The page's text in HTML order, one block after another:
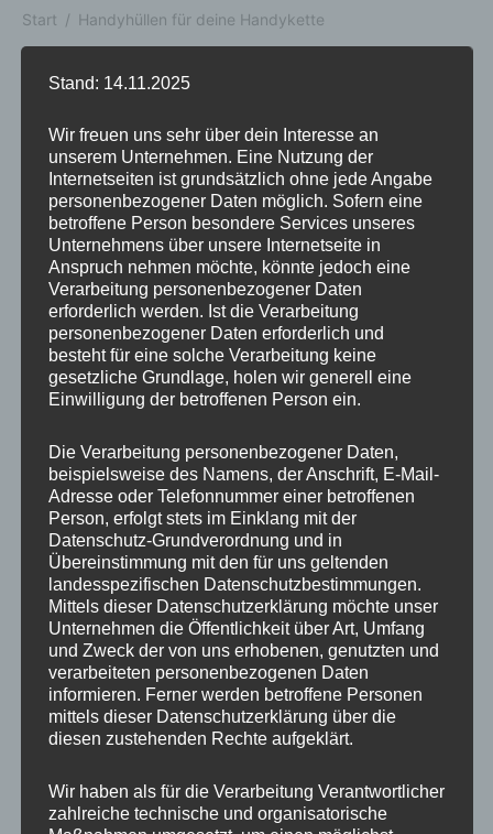
Start / Handyhüllen für deine Handykette
Dieses
Produkt
weist
mehrere
Varianten
auf.
Die
Optionen
können
auf
der
gewählt
werden
Austauschbare Ösen für
MIO.3 Handyhülle –
Ersatz-Set (ohne Case)
6,90€
NEW: iPhone 17 Serie
weist
mehrere
werden
Handyhülle MIO.3 mit
austauschbaren Ösen für
Handykette
19,90€
NEW: iPhone 17 Serie
Dieses
Produkt
weist
mehrere
Varianten
auf.
Die
Optionen
können
der
Produktseite
Premium Handyhülle
transparent mit Ösen für
Handykette
18,95€
mehrere
auf.
der
DUO Case BLACK für 2in1
Handykette
Stand: 14.11.2025
Wir freuen uns sehr über dein Interesse an
unserem Unternehmen. Eine Nutzung der
Internetseiten ist grundsätzlich ohne jede Angabe
personenbezogener Daten möglich. Sofern eine
betroffene Person besondere Services unseres
Unternehmens über unsere Internetseite in
Anspruch nehmen möchte, könnte jedoch eine
Verarbeitung personenbezogener Daten
erforderlich werden. Ist die Verarbeitung
personenbezogener Daten erforderlich und
besteht für eine solche Verarbeitung keine
gesetzliche Grundlage, holen wir generell eine
Einwilligung der betroffenen Person ein.
Die Verarbeitung personenbezogener Daten,
beispielsweise des Namens, der Anschrift, E-Mail-
Adresse oder Telefonnummer einer betroffenen
Person, erfolgt stets im Einklang mit der
Datenschutz-Grundverordnung und in
Übereinstimmung mit den für uns geltenden
landesspezifischen Datenschutzbestimmungen.
Mittels dieser Datenschutzerklärung möchte unser
Unternehmen die Öffentlichkeit über Art, Umfang
und Zweck der von uns erhobenen, genutzten und
verarbeiteten personenbezogenen Daten
informieren. Ferner werden betroffene Personen
mittels dieser Datenschutzerklärung über die
diesen zustehenden Rechte aufgeklärt.
Wir haben als für die Verarbeitung Verantwortlicher
zahlreiche technische und organisatorische